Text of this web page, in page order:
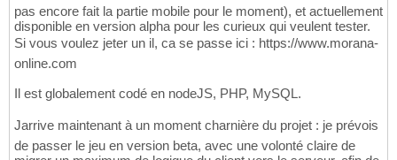
pas encore fait la partie mobile pour le moment), et actuellement
disponible en version alpha pour les curieux qui veulent tester.
Si vous voulez jeter un il, ca se passe ici : https://www.morana-
online.com
Il est globalement codé en nodeJS, PHP, MySQL.
Jarrive maintenant à un moment charnière du projet : je prévois
de passer le jeu en version beta, avec une volonté claire de